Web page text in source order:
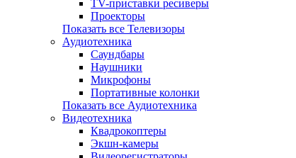
TV-приставки ресиверы
Проекторы
Показать все Телевизоры
Аудиотехника
Саундбары
Наушники
Микрофоны
Портативные колонки
Показать все Аудиотехника
Видеотехника
Квадрокоптеры
Экшн-камеры